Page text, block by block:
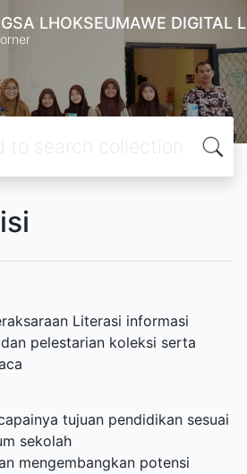
LHOKSEUMAWE DIGITAL
Literasi informasi
pelestarian koleksi serta
tujuan pendidikan sesuai
sekolah
mengembangkan potensi